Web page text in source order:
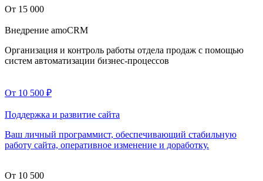
От 15 000
Внедрение amoCRM
Организация и контроль работы отдела продаж с помощью
систем автоматизации бизнес-процессов
От 10 500 ₽
Поддержка и развитие сайта
Ваш личный программист, обеспечивающий стабильную
работу сайта, оперативное изменение и доработку.
От 10 500